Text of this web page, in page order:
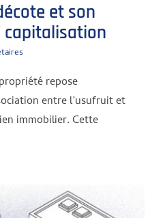
et son
capitalisation
repose
entre l’usufruit et
immobilier. Cette